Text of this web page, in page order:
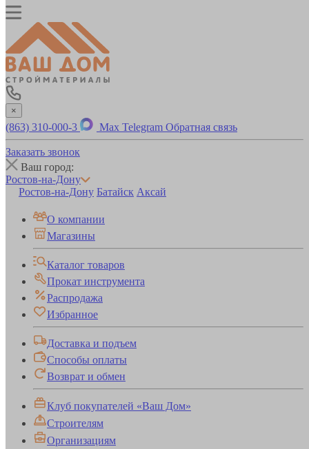
×
(863) 310-000-3 Max Telegram Обратная связь
Заказать звонок
Ваш город:
Ростов-на-Дону
Ростов-на-Дону Батайск Аксай
О компании
Магазины
Каталог товаров
Прокат инструмента
Распродажа
Избранное
Доставка и подъем
Способы оплаты
Возврат и обмен
Клуб покупателей «Ваш Дом»
Строителям
Организациям